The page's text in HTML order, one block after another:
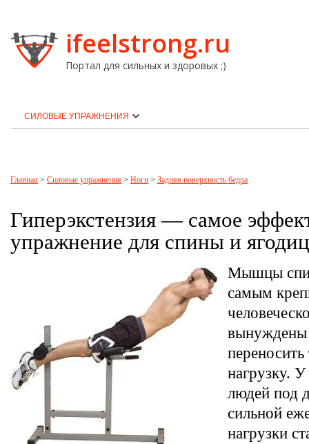
ifeelstrong.ru
Портал для сильных и здоровых ;)
СИЛОВЫЕ УПРАЖНЕНИЯ
Главная > Силовые упражнения > Ноги > Задняя поверхность бедра
Гиперэкстензия — самое
упражнение для спины и ягодиц
Мышцы
самым
вынуждены
нагрузку.
людей под
сильной
нагрузки